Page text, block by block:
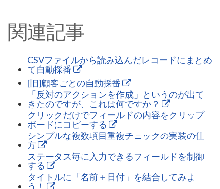
関連記事
CSVファイルから読み込んだレコードにまとめ
て自動採番
[旧]顧客ごとの自動採番
「反対のアクションを作成」というのが出て
きたのですが、これは何ですか？
クリックだけでフィールドの内容をクリップ
ボードにコピーする
シンプルな複数項目重複チェックの実装の仕
方
ステータス毎に入力できるフィールドを制御
する
タイトルに「名前＋日付」を結合してみよ
う！